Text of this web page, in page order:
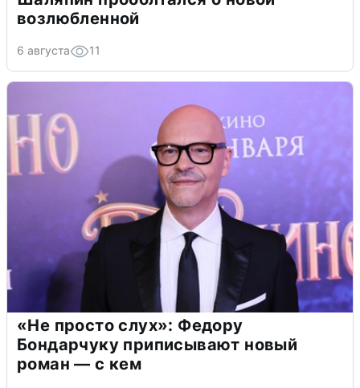
возлюбленной
6 августа 11
«Не просто слух»: Федору
Бондарчуку приписывают новый
роман — с кем